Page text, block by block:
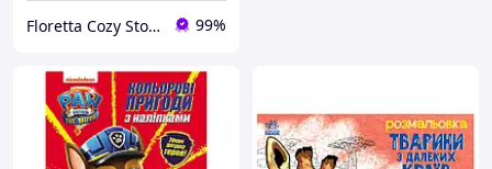
Floretta Cozy Store 99%